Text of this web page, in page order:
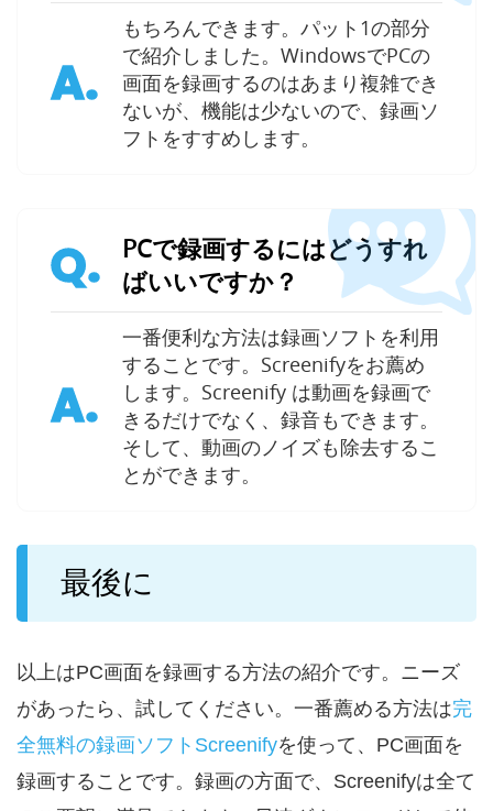
A.
もちろんできます。パット1の部分
で紹介しました。WindowsでPCの
画面を録画するのはあまり複雑でき
ないが、機能は少ないので、録画ソ
フトをすすめします。
Q.
PCで録画するにはどうすれ
ばいいですか？
A.
一番便利な方法は録画ソフトを利用
することです。Screenifyをお薦め
します。Screenify は動画を録画で
きるだけでなく、録音もできます。
そして、動画のノイズも除去するこ
とができます。
最後に
以上はPC画面を録画する方法の紹介です。ニーズ
があったら、試してください。一番薦める方法は完
全無料の録画ソフトScreenifyを使って、PC画面を
録画することです。録画の方面で、Screenifyは全て